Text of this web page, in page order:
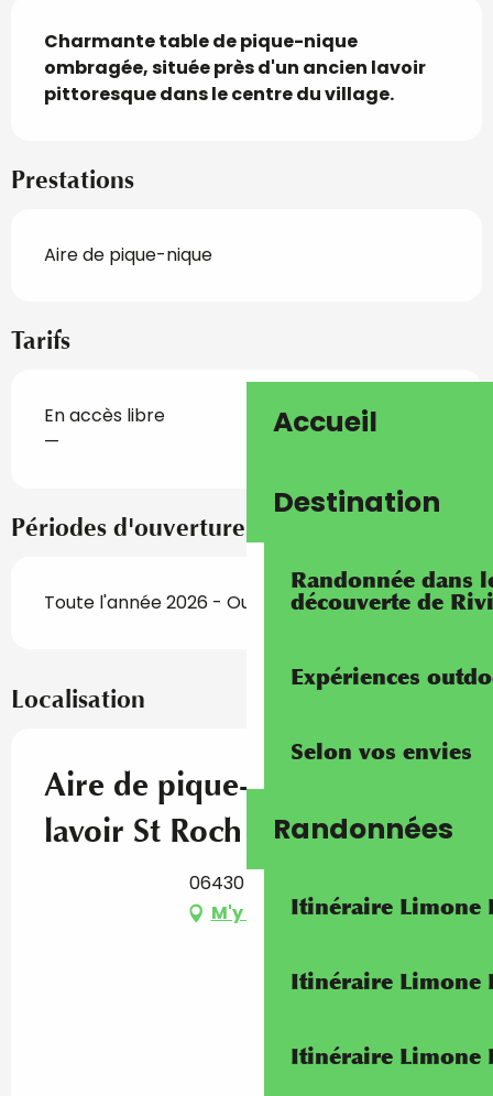
Accueil
Destination
Randonnée dans
découverte de
Expériences
Selon vos envies
Randonnées
Itinéraire Limone
Itinéraire Limone
Itinéraire Limone
Description
Charmante table de pique-nique
ombragée, située près d'un ancien lavoir
pittoresque dans le centre du village.
Prestations
Aire de pique-nique
Tarifs
En accès libre
—
Périodes d'ouverture
Toute l'année 2026 - Ouvert tous les jours
Localisation
Aire de pique-nique du
lavoir St Roch
06430 Tende
M'y rendre